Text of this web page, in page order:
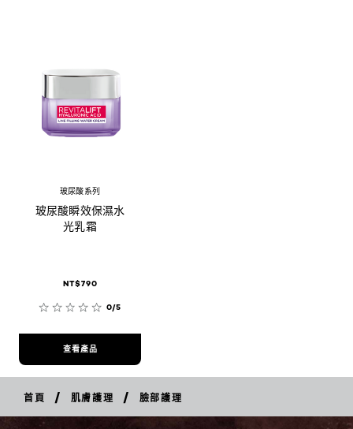
玻尿酸系列
玻尿酸瞬效保濕水
光乳霜
NT$790
0/5
查看產品
首頁 / 肌膚護理 / 臉部護理